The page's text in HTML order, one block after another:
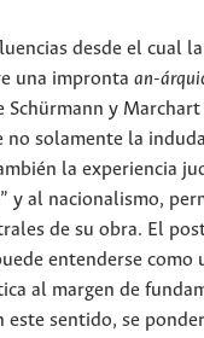
desde el cual
una impronta an-
Schürmann y
no solamente la
la experiencia
y al nacionalismo,
de su obra. El
entenderse como
al margen de
sentido, se